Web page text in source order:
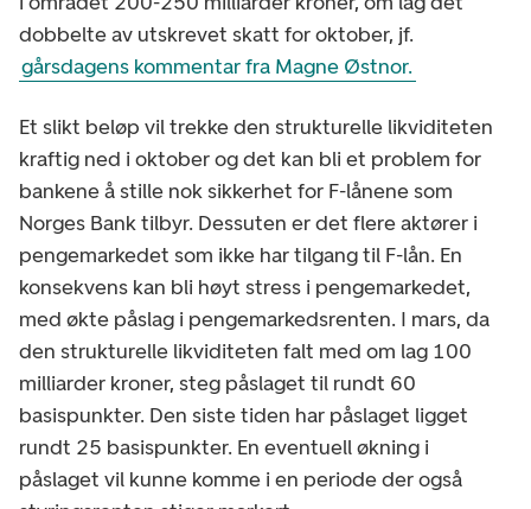
dobbelte av utskrevet skatt for oktober, jf.
gårsdagens kommentar fra Magne Østnor.
Et slikt beløp vil trekke den strukturelle likviditeten
kraftig ned i oktober og det kan bli et problem for
bankene å stille nok sikkerhet for F-lånene som
Norges Bank tilbyr. Dessuten er det flere aktører i
pengemarkedet som ikke har tilgang til F-lån. En
konsekvens kan bli høyt stress i pengemarkedet,
med økte påslag i pengemarkedsrenten. I mars, da
den strukturelle likviditeten falt med om lag 100
milliarder kroner, steg påslaget til rundt 60
basispunkter. Den siste tiden har påslaget ligget
rundt 25 basispunkter. En eventuell økning i
påslaget vil kunne komme i en periode der også